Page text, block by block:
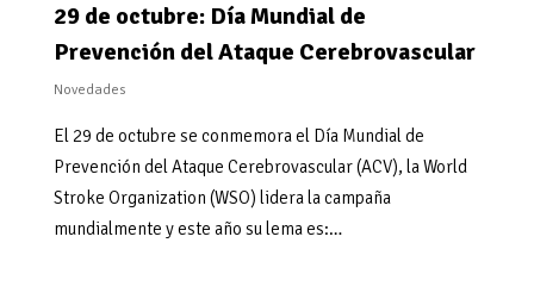
29 de octubre: Día Mundial de
Prevención del Ataque Cerebrovascular
Novedades
El 29 de octubre se conmemora el Día Mundial de
Prevención del Ataque Cerebrovascular (ACV), la World
Stroke Organization (WSO) lidera la campaña
mundialmente y este año su lema es:…